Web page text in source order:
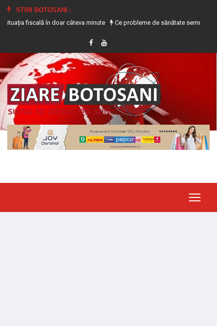
STIRI BOTOSANI :
în doar câteva minute
Ce probleme de sănătate semnalează